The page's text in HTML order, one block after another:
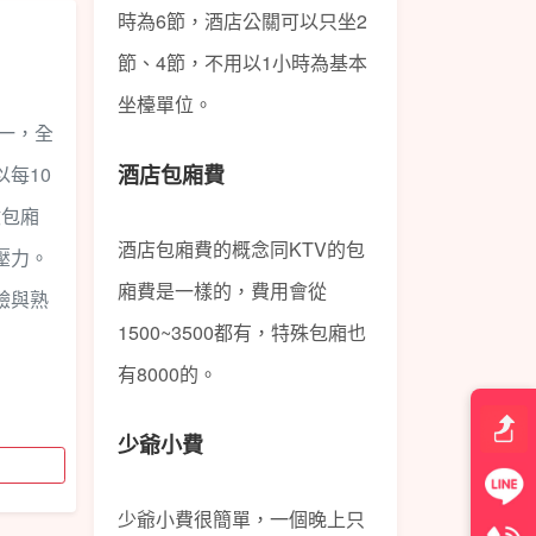
，全
每10
廂
。
與熟
時為6節，酒店公關可以只坐2
節、4節，不用以1小時為基本
坐檯單位。
酒店包廂費
酒店包廂費的概念同KTV的包
廂費是一樣的，費用會從
1500~3500都有，特殊包廂也
有8000的。
少爺小費
少爺小費很簡單，一個晚上只